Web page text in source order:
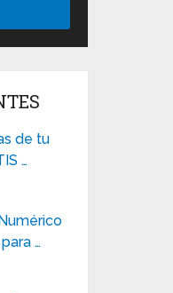
de tu
…
…